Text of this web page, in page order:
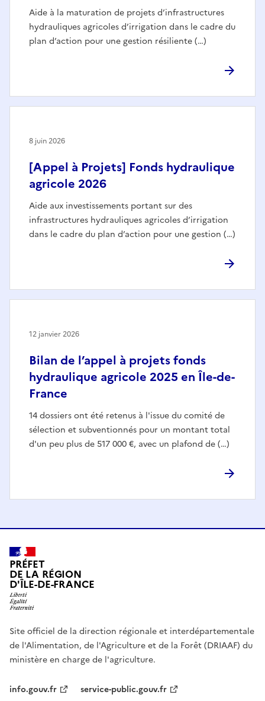
Aide à la maturation de projets d’infrastructures
hydrauliques agricoles d’irrigation dans le cadre du
plan d’action pour une gestion résiliente (…)
[Appel à Projets] Fonds hydraulique
agricole 2026
Aide aux investissements portant sur des
infrastructures hydrauliques agricoles d’irrigation
dans le cadre du plan d’action pour une gestion (…)
8 juin 2026
Bilan de l’appel à projets fonds
hydraulique agricole 2025 en Île-de-
France
14 dossiers ont été retenus à l'issue du comité de
sélection et subventionnés pour un montant total
d'un peu plus de 517 000 €, avec un plafond de (…)
12 janvier 2026
PRÉFET
DE LA RÉGION
D'ÎLE-DE-FRANCE
Site officiel de la direction régionale et interdépartementale
de l'Alimentation, de l'Agriculture et de la Forêt (DRIAAF) du
ministère en charge de l'agriculture.
info.gouv.fr service-public.gouv.fr